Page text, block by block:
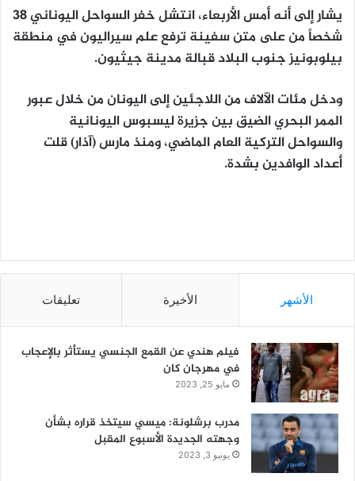
يشار إلى أنه أمس الأربعاء، انتشل خفر السواحل اليوناني 38
شخصاً من على متن سفينة ترفع علم سيراليون في منطقة
بيلوبونيز جنوب البلاد قبالة مدينة جيثيون.
ودخل مئات الآلاف من اللاجئين إلى اليونان من خلال عبور
الممر البحري الضيق بين جزيرة ليسبوس اليونانية
والسواحل التركية العام الماضي، ومنذ مارس (آذار) قلت
أعداد الوافدين بشدة.
الأشهر الأخيرة تعليقات
فيلم هندي عن القمع الجنسي يستأثر بالإعجاب
في مهرجان كان
مايو 25, 2023
مدرب برشلونة: ميسي سيتخذ قراره بشأن
وجهته الجديدة الأسبوع المقبل
يونيو 3, 2023